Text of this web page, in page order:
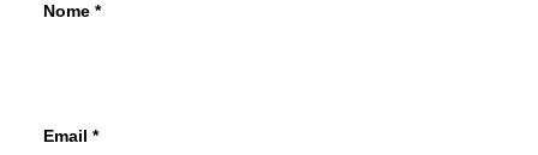
Nome *
Email *